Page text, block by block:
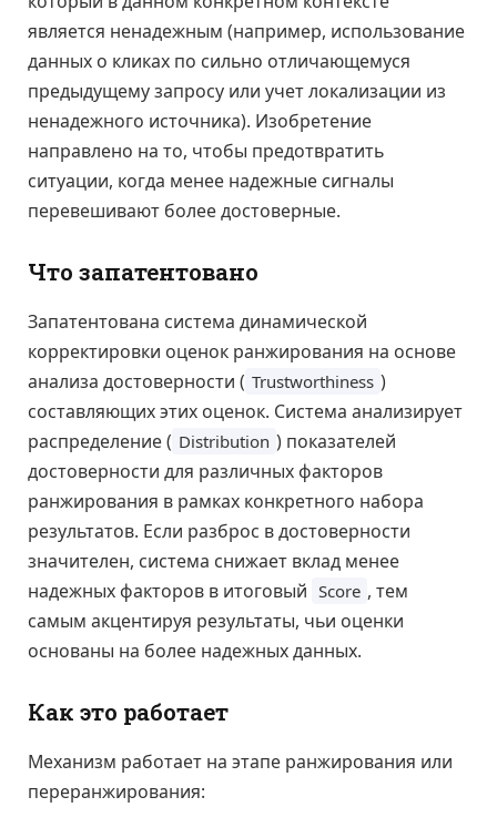
является ненадежным (например, использование
данных о кликах по сильно отличающемуся
предыдущему запросу или учет локализации из
ненадежного источника). Изобретение
направлено на то, чтобы предотвратить
ситуации, когда менее надежные сигналы
перевешивают более достоверные.
Что запатентовано
Запатентована система динамической
корректировки оценок ранжирования на основе
анализа достоверности ( Trustworthiness )
составляющих этих оценок. Система анализирует
распределение ( Distribution ) показателей
достоверности для различных факторов
ранжирования в рамках конкретного набора
результатов. Если разброс в достоверности
значителен, система снижает вклад менее
надежных факторов в итоговый Score , тем
самым акцентируя результаты, чьи оценки
основаны на более надежных данных.
Как это работает
Механизм работает на этапе ранжирования или
переранжирования: